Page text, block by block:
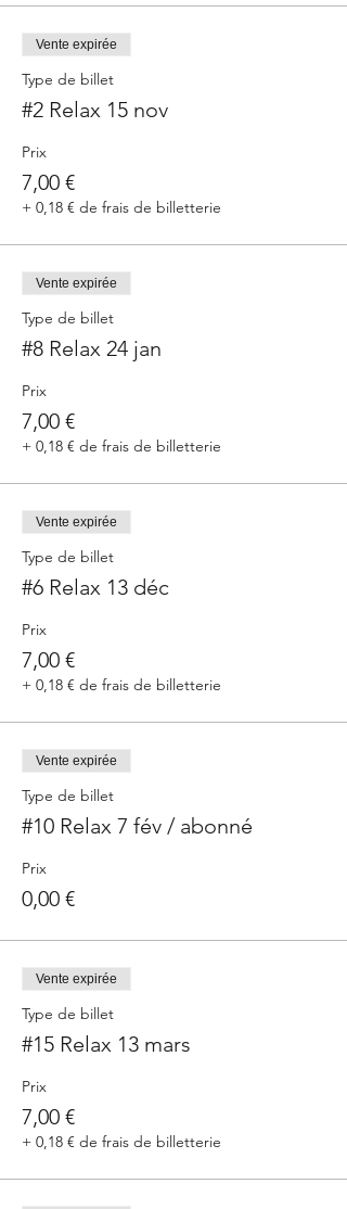
Vente expirée
Type de billet
#2 Relax 15 nov
Prix
7,00 €
+ 0,18 € de frais de billetterie
Vente expirée
Type de billet
#8 Relax 24 jan
Prix
7,00 €
+ 0,18 € de frais de billetterie
Vente expirée
Type de billet
#6 Relax 13 déc
Prix
7,00 €
+ 0,18 € de frais de billetterie
Vente expirée
Type de billet
#10 Relax 7 fév / abonné
Prix
0,00 €
Vente expirée
Type de billet
#15 Relax 13 mars
Prix
7,00 €
+ 0,18 € de frais de billetterie